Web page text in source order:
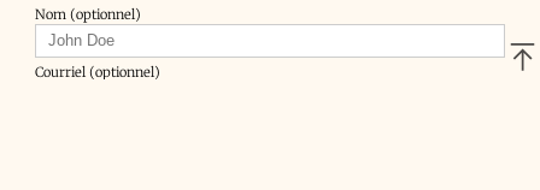
Nom (optionnel)
Courriel (optionnel)